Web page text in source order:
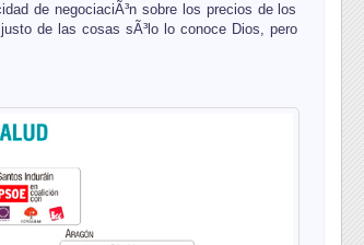
de negociaciÃ³n sobre los precios de los
de las cosas sÃ³lo lo conoce Dios, pero